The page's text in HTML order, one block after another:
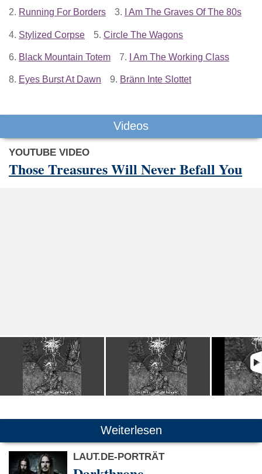
2. Running For Borders 3. I Am The Graves Of The 80s
4. Stylized Corpse 5. Circle The Wagons
6. Black Mountain Totem 7. I Am The Working Class
8. Eyes Burst At Dawn 9. Bränn Inte Slottet
Videos
YOUTUBE VIDEO
Those Treasures Will Never Befall You
Weiterlesen
LAUT.DE-PORTRÄT